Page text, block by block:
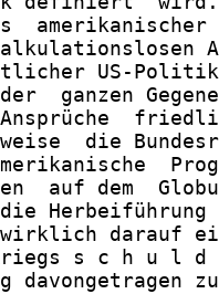
US-
ganzen
die
auf dem
darauf
s c h u l
davongetragen